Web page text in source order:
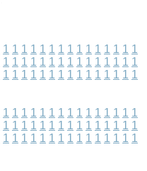
1 1 1 1 1 1 1 1 1 1 1 1 1 1 1
1 1 1 1 1 1 1 1 1 1 1 1 1 1 1
1 1 1 1 1 1 1 1 1 1 1 1 1 1 1
1 1 1 1 1 1 1 1 1 1 1 1 1 1 1
1 1 1 1 1 1 1 1 1 1 1 1 1 1 1
1 1 1 1 1 1 1 1 1 1 1 1 1 1 1